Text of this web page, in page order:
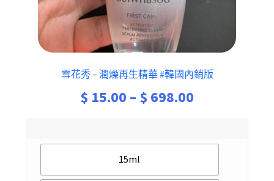
雪花秀 – 潤燥再生精華 #韓國內銷版
$ 15.00 – $ 698.00
$ 15.00
15ml